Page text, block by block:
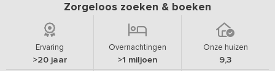
Zorgeloos zoeken & boeken
Ervaring
>20 jaar
Overnachtingen
>1 miljoen
Onze huizen
9,3